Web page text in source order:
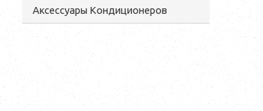
Аксессуары Кондиционеров